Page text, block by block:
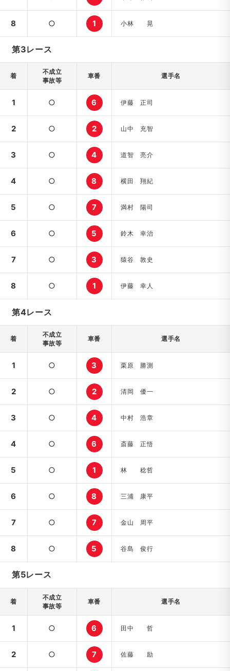
8 ○ 1 小林 晃
第3レース
着
不成立
事故等
車番 選手名
1 ○ 6 伊藤 正司
2 ○ 2 山中 充智
3 ○ 4 道智 亮介
4 ○ 8 横田 翔紀
5 ○ 7 満村 陽司
6 ○ 5 鈴木 幸治
7 ○ 3 猿谷 敦史
8 ○ 1 伊藤 幸人
第4レース
着
不成立
事故等
車番 選手名
1 ○ 3 栗原 勝測
2 ○ 2 清岡 優一
3 ○ 4 中村 浩章
4 ○ 6 斎藤 正悟
5 ○ 1 林 稔哲
6 ○ 8 三浦 康平
7 ○ 7 金山 周平
8 ○ 5 谷島 俊行
第5レース
着
不成立
事故等
車番 選手名
1 ○ 6 田中 哲
2 ○ 7 佐藤 励